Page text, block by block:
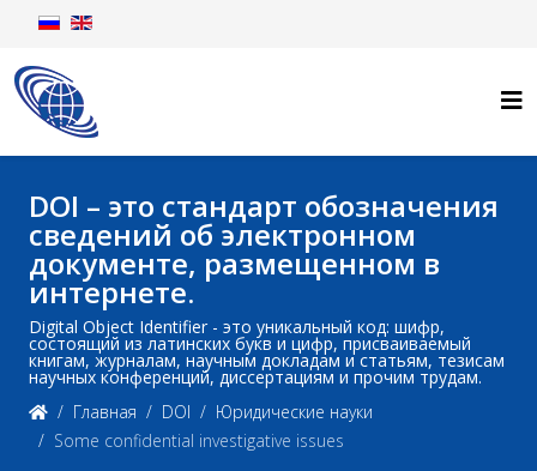
DOI – это стандарт обозначения
сведений об электронном
документе, размещенном в
интернете.
Digital Object Identifier - это уникальный код: шифр,
состоящий из латинских букв и цифр, присваиваемый
книгам, журналам, научным докладам и статьям, тезисам
научных конференций, диссертациям и прочим трудам.
Главная
DOI
Юридические науки
Some confidential investigative issues